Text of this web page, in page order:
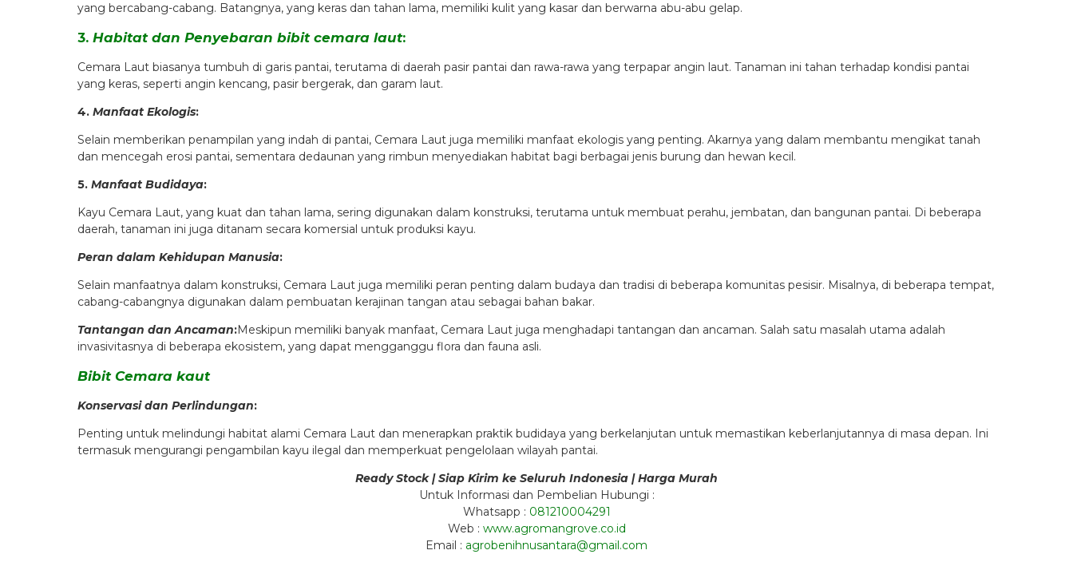
yang bercabang-cabang. Batangnya, yang keras dan tahan lama, memiliki kulit yang kasar dan berwarna abu-abu gelap.
3. Habitat dan Penyebaran bibit cemara laut:
Cemara Laut biasanya tumbuh di garis pantai, terutama di daerah pasir pantai dan rawa-rawa yang terpapar angin laut. Tanaman ini tahan terhadap kondisi pantai
yang keras, seperti angin kencang, pasir bergerak, dan garam laut.
4. Manfaat Ekologis:
Selain memberikan penampilan yang indah di pantai, Cemara Laut juga memiliki manfaat ekologis yang penting. Akarnya yang dalam membantu mengikat tanah
dan mencegah erosi pantai, sementara dedaunan yang rimbun menyediakan habitat bagi berbagai jenis burung dan hewan kecil.
5. Manfaat Budidaya:
Kayu Cemara Laut, yang kuat dan tahan lama, sering digunakan dalam konstruksi, terutama untuk membuat perahu, jembatan, dan bangunan pantai. Di beberapa
daerah, tanaman ini juga ditanam secara komersial untuk produksi kayu.
Peran dalam Kehidupan Manusia:
Selain manfaatnya dalam konstruksi, Cemara Laut juga memiliki peran penting dalam budaya dan tradisi di beberapa komunitas pesisir. Misalnya, di beberapa tempat,
cabang-cabangnya digunakan dalam pembuatan kerajinan tangan atau sebagai bahan bakar.
Tantangan dan Ancaman:Meskipun memiliki banyak manfaat, Cemara Laut juga menghadapi tantangan dan ancaman. Salah satu masalah utama adalah
invasivitasnya di beberapa ekosistem, yang dapat mengganggu flora dan fauna asli.
Bibit Cemara kaut
Konservasi dan Perlindungan:
Penting untuk melindungi habitat alami Cemara Laut dan menerapkan praktik budidaya yang berkelanjutan untuk memastikan keberlanjutannya di masa depan. Ini
termasuk mengurangi pengambilan kayu ilegal dan memperkuat pengelolaan wilayah pantai.
Ready Stock | Siap Kirim ke Seluruh Indonesia | Harga Murah
Untuk Informasi dan Pembelian Hubungi :
Whatsapp : 081210004291
Web : www.agromangrove.co.id
Email : agrobenihnusantara@gmail.com